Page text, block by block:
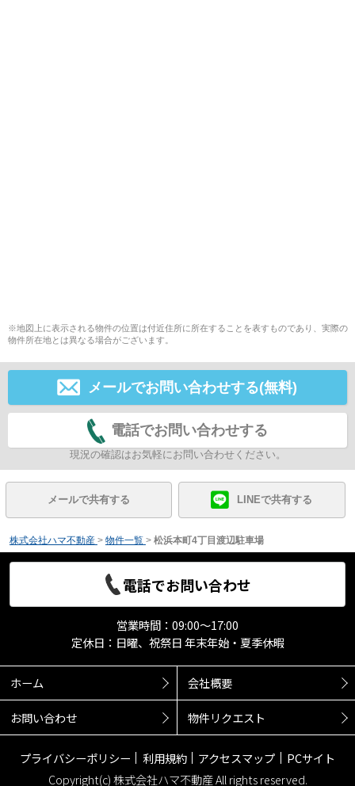
※地図上に表示される物件の位置は付近住所に所在することを表すものであり、実際の
物件所在地とは異なる場合がございます。
メールでお問い合わせする(無料)
電話でお問い合わせする
現況の確認はお気軽にお問い合わせください。
メールで共有する LINEで共有する
株式会社ハマ不動産 > 物件一覧 > 松浜本町4丁目渡辺駐車場
電話でお問い合わせ
営業時間：09:00～17:00
定休日：日曜、祝祭日 年末年始・夏季休暇
ホーム 会社概要
お問い合わせ 物件リクエスト
プライバシーポリシー 利用規約 アクセスマップ
PCサイト
Copyright(c) 株式会社ハマ不動産 All rights reserved.